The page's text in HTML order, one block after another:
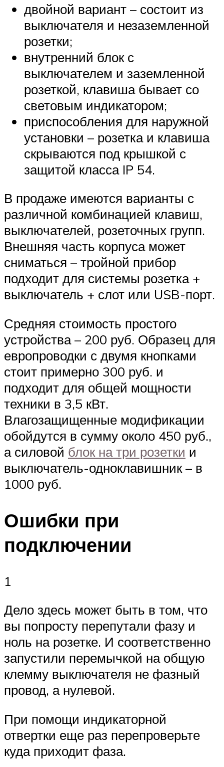
двойной вариант – состоит из
выключателя и незаземленной
розетки;
внутренний блок с
выключателем и заземленной
розеткой, клавиша бывает со
световым индикатором;
приспособления для наружной
установки – розетка и клавиша
скрываются под крышкой с
защитой класса IP 54.
В продаже имеются варианты с
различной комбинацией клавиш,
выключателей, розеточных групп.
Внешняя часть корпуса может
сниматься – тройной прибор
подходит для системы розетка +
выключатель + слот или USB-порт.
Средняя стоимость простого
устройства – 200 руб. Образец для
европроводки с двумя кнопками
стоит примерно 300 руб. и
подходит для общей мощности
техники в 3,5 кВт.
Влагозащищенные модификации
обойдутся в сумму около 450 руб.,
а силовой блок на три розетки и
выключатель-одноклавишник – в
1000 руб.
Ошибки при
подключении
1
Дело здесь может быть в том, что
вы попросту перепутали фазу и
ноль на розетке. И соответственно
запустили перемычкой на общую
клемму выключателя не фазный
провод, а нулевой.
При помощи индикаторной
отвертки еще раз перепроверьте
куда приходит фаза.